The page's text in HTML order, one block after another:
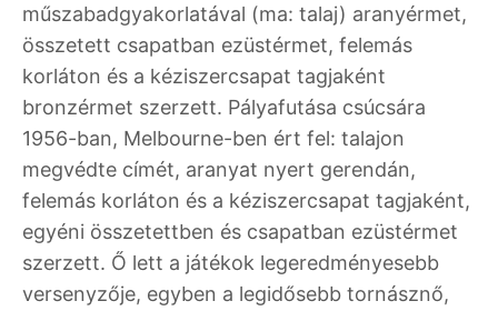
műszabadgyakorlatával (ma: talaj) aranyérmet,
összetett csapatban ezüstérmet, felemás
korláton és a kéziszercsapat tagjaként
bronzérmet szerzett. Pályafutása csúcsára
1956-ban, Melbourne-ben ért fel: talajon
megvédte címét, aranyat nyert gerendán,
felemás korláton és a kéziszercsapat tagjaként,
egyéni összetettben és csapatban ezüstérmet
szerzett. Ő lett a játékok legeredményesebb
versenyzője, egyben a legidősebb tornásznő,